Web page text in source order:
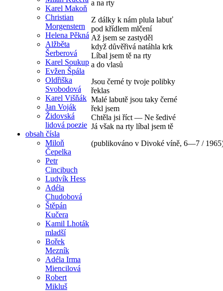
Karel Makoň
Christian
Morgenstern
Helena Pěkná
Alžběta
Šerberová
Karel Soukup
Evžen Špála
Oldřiška
Svobodová
Karel Višňák
Jan Voják
Židovská
lidová poezie
obsah čísla
Miloň
Čepelka
Petr
Cincibuch
Ludvík Hess
Adéla
Chudobová
Štěpán
Kučera
Kamil Lhoták
mladší
Bořek
Mezník
Adéla Irma
Miencilová
Robert
Mikluš
a na rty
Z dálky k nám plula labuť
pod křídlem mlčení
Až jsem se zastyděl
když důvěřivá natáhla krk
Líbal jsem tě na rty
a do vlasů
Jsou černé ty tvoje polibky
řeklas
Malé labutě jsou taky černé
řekl jsem
Chtěla jsi říct — Ne šedivé
Já však na rty líbal jsem tě
(publikováno v Divoké víně, 6—7 /